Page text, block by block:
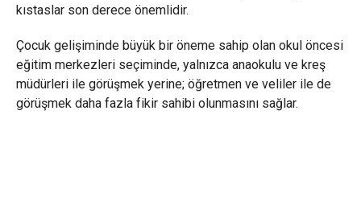
kıstaslar son derece önemlidir.
Çocuk gelişiminde büyük bir öneme sahip olan okul öncesi
eğitim merkezleri seçiminde, yalnızca anaokulu ve kreş
müdürleri ile görüşmek yerine; öğretmen ve veliler ile de
görüşmek daha fazla fikir sahibi olunmasını sağlar.